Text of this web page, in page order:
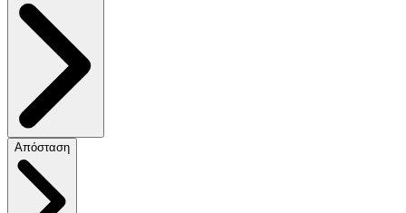
Απόσταση